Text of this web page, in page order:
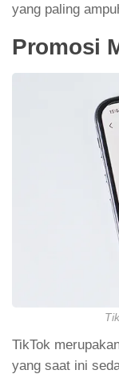
yang paling
Promosi
TikTok
yang saat ini